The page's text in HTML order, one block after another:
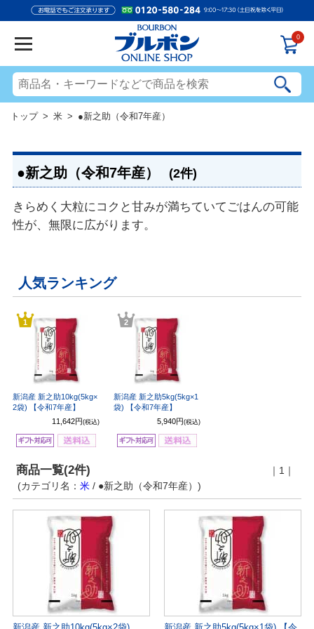
0
トップ> 米 > ●新之助（令和7年産）
●新之助（令和7年産） (2件)
きらめく大粒にコクと甘みが満ちていてごはんの可能
性が、無限に広がります。
人気ランキング
1
新潟産 新之助10kg(5kg×
2袋) 【令和7年産】
11,642円 (税込)
2
新潟産 新之助5kg(5kg×1
袋) 【令和7年産】
5,940円 (税込)
商品一覧(2件)
｜1｜
(カテゴリ名： 米/ ●新之助（令和7年産）)